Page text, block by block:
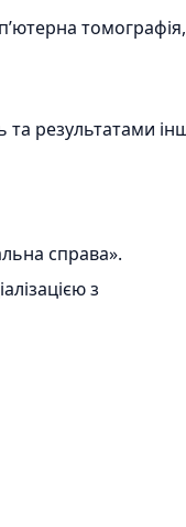
томографія,
та результатами
справа».
з